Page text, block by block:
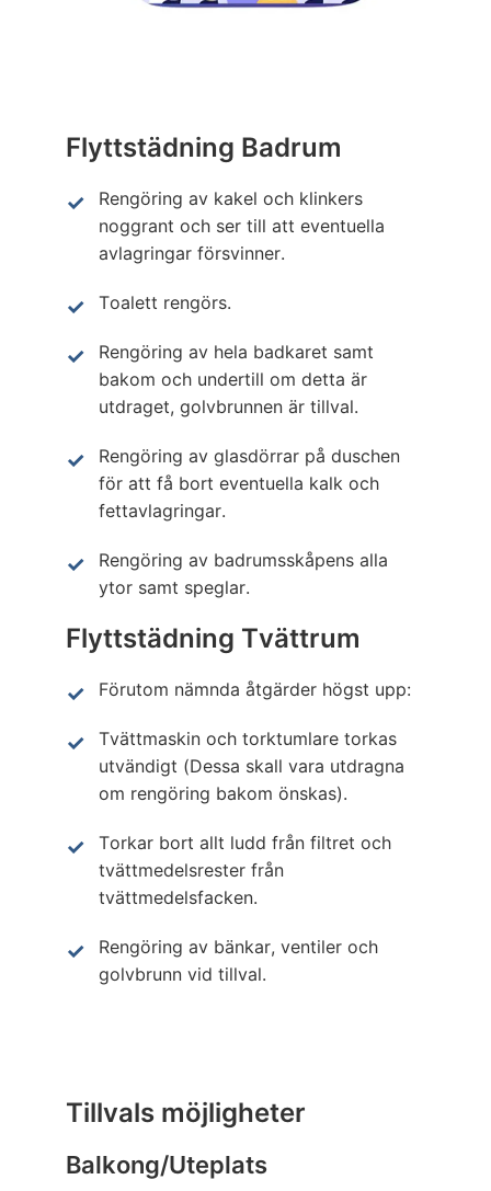
Flyttstädning Badrum
Rengöring av kakel och klinkers
noggrant och ser till att eventuella
avlagringar försvinner.
Toalett rengörs.
Rengöring av hela badkaret samt
bakom och undertill om detta är
utdraget, golvbrunnen är tillval.
Rengöring av glasdörrar på duschen
för att få bort eventuella kalk och
fettavlagringar.
Rengöring av badrumsskåpens alla
ytor samt speglar.
Flyttstädning Tvättrum
Förutom nämnda åtgärder högst upp:
Tvättmaskin och torktumlare torkas
utvändigt (Dessa skall vara utdragna
om rengöring bakom önskas).
Torkar bort allt ludd från filtret och
tvättmedelsrester från
tvättmedelsfacken.
Rengöring av bänkar, ventiler och
golvbrunn vid tillval.
Tillvals möjligheter
Balkong/Uteplats